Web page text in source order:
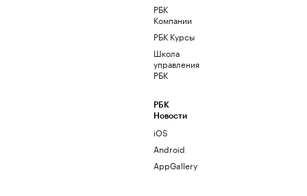
РБК
Компании
РБК Курсы
Школа
управления
РБК
РБК
Новости
iOS
Android
AppGallery